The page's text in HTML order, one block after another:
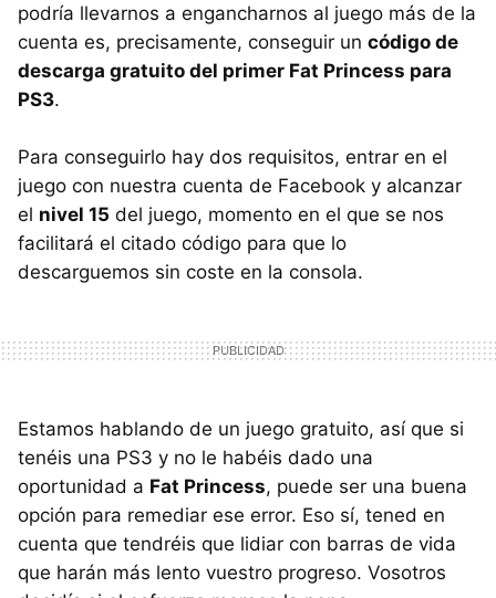
podría llevarnos a engancharnos al juego más de la
cuenta es, precisamente, conseguir un código de
descarga gratuito del primer Fat Princess para
PS3.
Para conseguirlo hay dos requisitos, entrar en el
juego con nuestra cuenta de Facebook y alcanzar
el nivel 15 del juego, momento en el que se nos
facilitará el citado código para que lo
descarguemos sin coste en la consola.
Estamos hablando de un juego gratuito, así que si
tenéis una PS3 y no le habéis dado una
oportunidad a Fat Princess, puede ser una buena
opción para remediar ese error. Eso sí, tened en
cuenta que tendréis que lidiar con barras de vida
que harán más lento vuestro progreso. Vosotros